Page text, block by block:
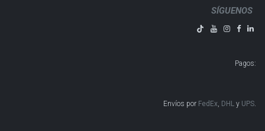
SÍGUENOS
Pagos:
Envíos por FedEx, DHL y UPS​​​​​​.